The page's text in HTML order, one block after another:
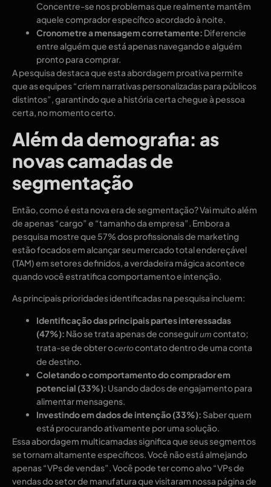
Concentre-se nos problemas que realmente mantêm
aquele comprador específico acordado à noite.
Cronometre a mensagem corretamente: Diferencie
entre alguém que está apenas navegando e alguém
pronto para comprar.
A pesquisa destaca que esta abordagem proativa permite
que as equipes “criem narrativas personalizadas para públicos
distintos”, garantindo que a história certa chegue à pessoa
certa, no momento certo.
Além da demografia: as
novas camadas de
segmentação
Então, como é esta nova era de segmentação? Vai muito além
de apenas “cargo” e “tamanho da empresa”. Embora a
pesquisa mostre que 57% dos profissionais de marketing
estão focados em alcançar seu mercado total endereçável
(TAM) em setores definidos, a verdadeira mágica acontece
quando você estratifica comportamento e intenção.
As principais prioridades identificadas na pesquisa incluem:
Identificação das principais partes interessadas
(47%): Não se trata apenas de conseguirumcontato;
trata-se de obter ocertocontato dentro de uma conta
de destino.
Coletando o comportamento do comprador em
potencial (33%): Usando dados de engajamento para
alimentar mensagens.
Investindo em dados de intenção (33%): Saber quem
está procurando ativamente por uma solução.
Essa abordagem multicamadas significa que seus segmentos
se tornam altamente específicos. Você não está almejando
apenas “VPs de vendas”. Você pode ter como alvo “VPs de
vendas do setor de manufatura que visitaram nossa página de